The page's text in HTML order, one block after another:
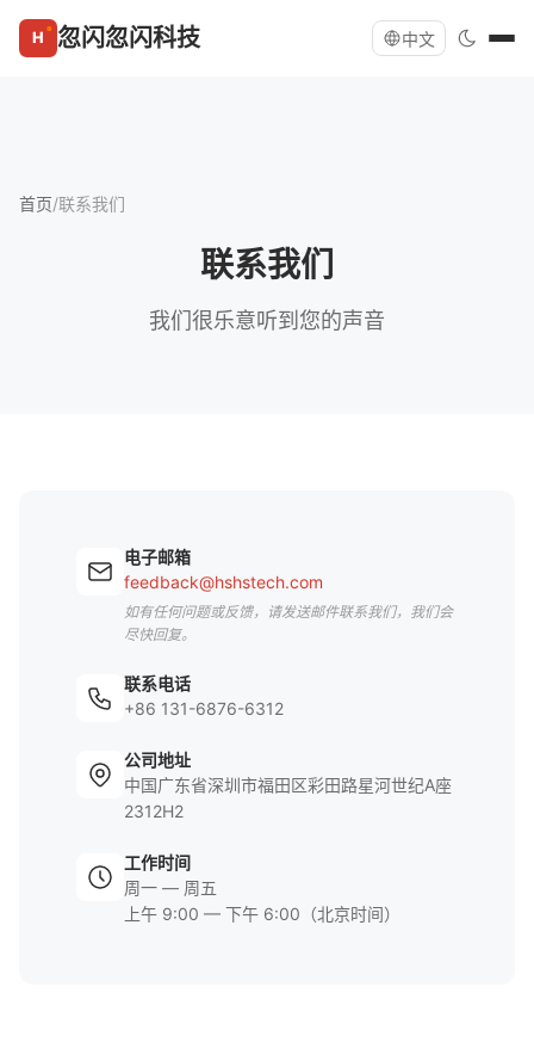
忽闪忽闪科技 中文
首页/联系我们
联系我们
我们很乐意听到您的声音
电子邮箱
feedback@hshstech.com
如有任何问题或反馈，请发送邮件联系我们，我们会
尽快回复。
联系电话
+86 131-6876-6312
公司地址
中国广东省深圳市福田区彩田路星河世纪A座
2312H2
工作时间
周一 — 周五
上午 9:00 — 下午 6:00（北京时间）